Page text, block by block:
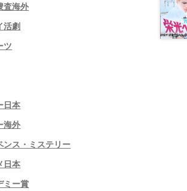
査海外
活劇
ツ
日本
海外
ンス・ミステリー
日本
ミー賞